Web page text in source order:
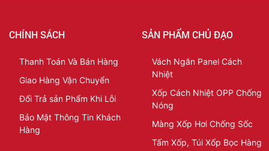
CHÍNH SÁCH
Thanh Toán Và Bán Hàng
Giao Hàng Vận Chuyển
Đổi Trả sản Phẩm Khi Lỗi
Bảo Mật Thông Tin Khách
Hàng
SẢN PHẨM CHỦ ĐẠO
Vách Ngăn Panel Cách
Nhiệt
Xốp Cách Nhiệt OPP Chống
Nóng
Màng Xốp Hơi Chống Sốc
Tấm Xốp, Túi Xốp Bọc Hàng